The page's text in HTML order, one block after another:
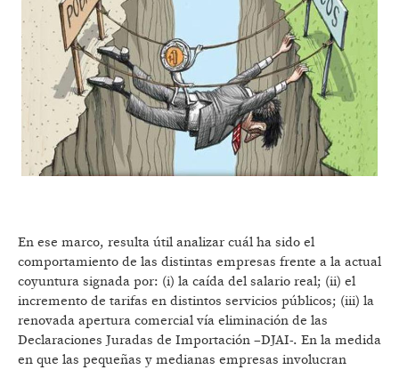
En ese marco, resulta útil analizar cuál ha sido el
comportamiento de las distintas empresas frente a la actual
coyuntura signada por: (i) la caída del salario real; (ii) el
incremento de tarifas en distintos servicios públicos; (iii) la
renovada apertura comercial vía eliminación de las
Declaraciones Juradas de Importación –DJAI-. En la medida
en que las pequeñas y medianas empresas involucran